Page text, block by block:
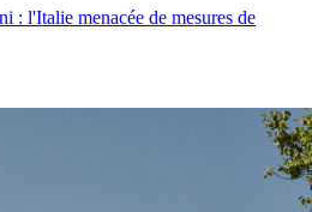
: l'Italie menacée de mesures de